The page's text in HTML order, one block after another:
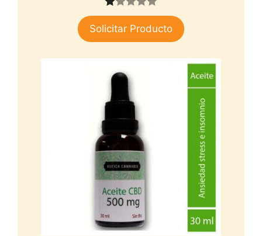
original
$25,000.
es:
$15,000.
1.
00
Solicitar Producto